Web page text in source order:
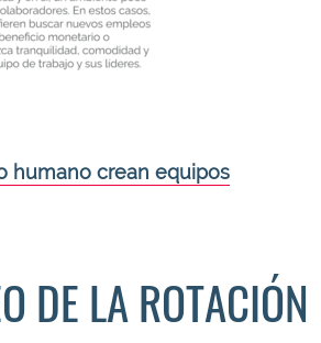
humano crean equipos
DE LA ROTACIÓN